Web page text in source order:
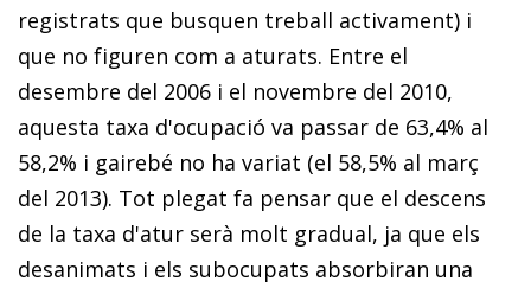
registrats que busquen treball activament) i
que no figuren com a aturats. Entre el
desembre del 2006 i el novembre del 2010,
aquesta taxa d'ocupació va passar de 63,4% al
58,2% i gairebé no ha variat (el 58,5% al març
del 2013). Tot plegat fa pensar que el descens
de la taxa d'atur serà molt gradual, ja que els
desanimats i els subocupats absorbiran una